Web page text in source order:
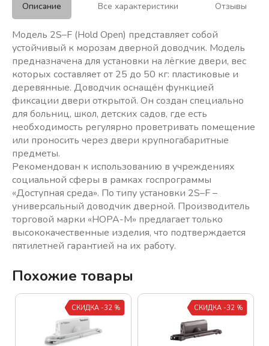
Описание Все характеристики Отзывы
Модель 2S–F (Нold Оpen) представляет собой
устойчивый к морозам дверной доводчик. Модель
предназначена для установки на лёгкие двери, вес
которых составляет от 25 до 50 кг: пластиковые и
деревянные. Доводчик оснащён функцией
фиксации двери открытой. Он создан специально
для больниц, школ, детских садов, где есть
необходимость регулярно проветривать помещение
или проносить через двери крупногабаритные
предметы.
Рекомендован к использованию в учреждениях
социальной сферы в рамках госпрограммы
«Доступная среда». По типу установки 2S–F –
универсальный доводчик дверной. Производитель
торговой марки «НОРА-М» предлагает только
высококачественные изделия, что подтверждается
пятилетней гарантией на их работу.
Похожие товары
СКИДКА -32 % СКИДКА -32 %